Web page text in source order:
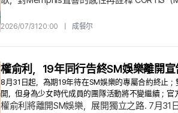
J）〉由CORTIS與嘻哈天王Juicy J的合作打造而
2026/07/31 20:00 成餐尔
權俞利，19年同行告終SM娛樂離開宣
8月31日起，為期19年待在SM娛樂的專屬合約終止
開，但身為少女時代成員的團隊活動將不變繼續；官
權俞利將離開SM娛樂，展開獨立之路. 7月31